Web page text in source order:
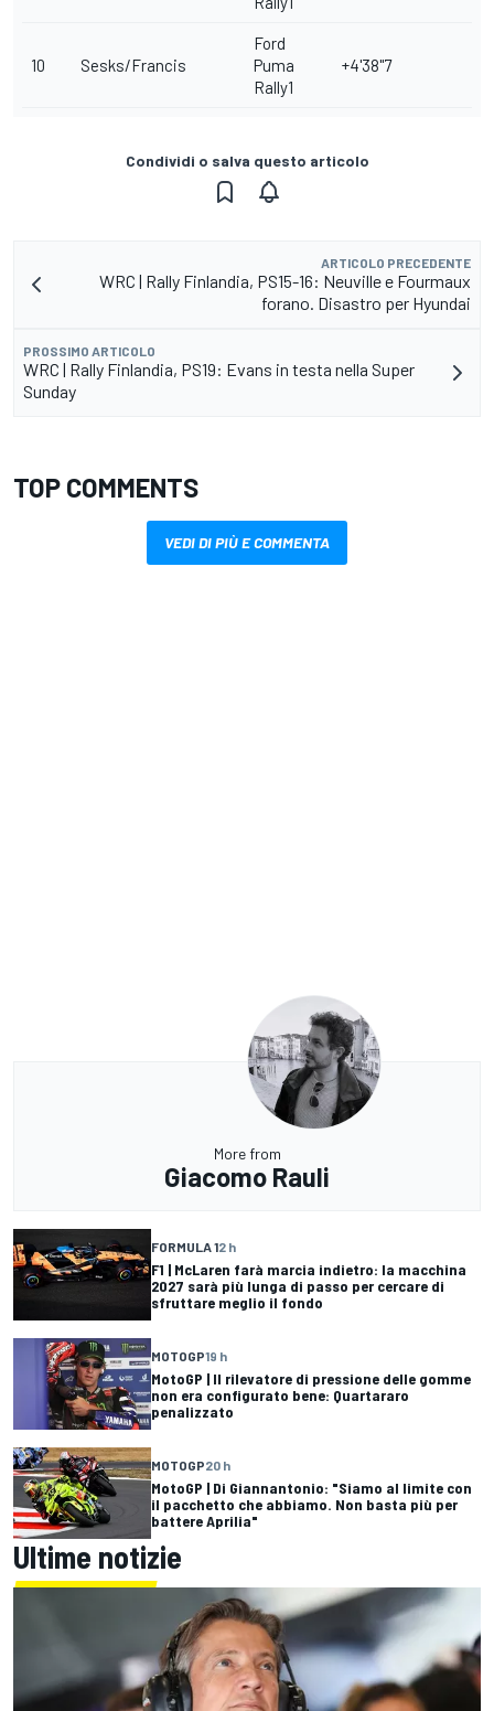
10 Sesks/Francis
Ford
Puma
Rally1
+4'38"7
Condividi o salva questo articolo
ARTICOLO PRECEDENTE
WRC | Rally Finlandia, PS15-16: Neuville e Fourmaux
forano. Disastro per Hyundai
PROSSIMO ARTICOLO
WRC | Rally Finlandia, PS19: Evans in testa nella Super
Sunday
TOP COMMENTS
VEDI DI PIÙ E COMMENTA
More from
Giacomo Rauli
FORMULA 12 h
F1 | McLaren farà marcia indietro: la macchina
2027 sarà più lunga di passo per cercare di
sfruttare meglio il fondo
MOTOGP19 h
MotoGP | Il rilevatore di pressione delle gomme
non era configurato bene: Quartararo
penalizzato
MOTOGP20 h
MotoGP | Di Giannantonio: "Siamo al limite con
il pacchetto che abbiamo. Non basta più per
battere Aprilia"
Ultime notizie